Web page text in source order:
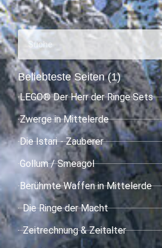
Beliebteste Seiten (1)
LEGO® Der Herr der Ringe Sets
Zwerge in Mittelerde
Die Istari - Zauberer
Gollum / Smeagol
Berühmte Waffen in Mittelerde
Die Ringe der Macht
Zeitrechnung & Zeitalter